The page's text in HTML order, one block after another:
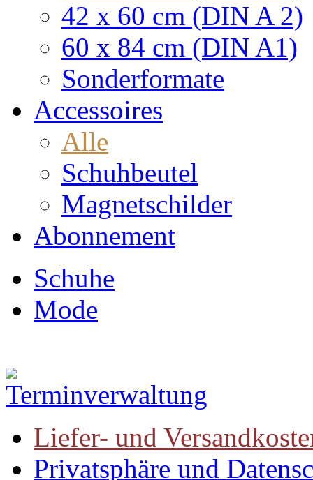
42 x 60 cm (DIN A 2)
60 x 84 cm (DIN A1)
Sonderformate
Accessoires
Alle
Schuhbeutel
Magnetschilder
Abonnement
Schuhe
Mode
Liefer- und
Privatsphäre und